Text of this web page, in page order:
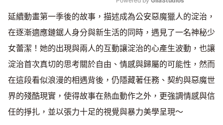
Mute
延續動畫第一季後的故事，描述成為公安惡魔獵人的淀治，
在逐漸適應鏈鋸人身分與新生活的同時，遇見了一名神秘少
女蕾潔！她的出現與兩人的互動讓淀治的心產生波動，也讓
淀治首次真切的思考關於自由、情感與歸屬的可能性，然而
在這段看似浪漫的相遇背後，仍隱藏著任務、契約與惡魔世
界的殘酷現實，使得故事在熱血動作之外，更強調情感與信
任的掙扎，並以張力十足的視覺與暴力美學呈現～